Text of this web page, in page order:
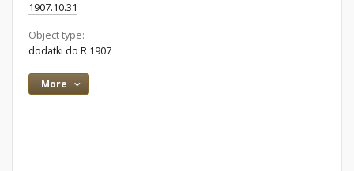
1907.10.31
Object type:
dodatki do R.1907
More